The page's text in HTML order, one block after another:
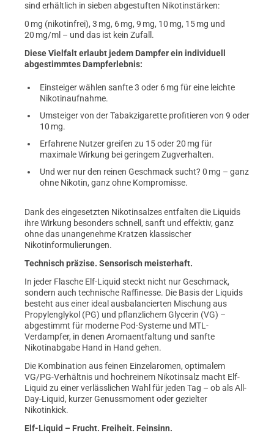
sind erhältlich in sieben abgestuften Nikotinstärken:
0 mg (nikotinfrei), 3 mg, 6 mg, 9 mg, 10 mg, 15 mg und
20 mg/ml – und das ist kein Zufall.
Diese Vielfalt erlaubt jedem Dampfer ein individuell
abgestimmtes Dampferlebnis:
Einsteiger wählen sanfte 3 oder 6 mg für eine leichte
Nikotinaufnahme.
Umsteiger von der Tabakzigarette profitieren von 9 oder
10 mg.
Erfahrene Nutzer greifen zu 15 oder 20 mg für
maximale Wirkung bei geringem Zugverhalten.
Und wer nur den reinen Geschmack sucht? 0 mg – ganz
ohne Nikotin, ganz ohne Kompromisse.
Dank des eingesetzten Nikotinsalzes entfalten die Liquids
ihre Wirkung besonders schnell, sanft und effektiv, ganz
ohne das unangenehme Kratzen klassischer
Nikotinformulierungen.
Technisch präzise. Sensorisch meisterhaft.
In jeder Flasche Elf-Liquid steckt nicht nur Geschmack,
sondern auch technische Raffinesse. Die Basis der Liquids
besteht aus einer ideal ausbalancierten Mischung aus
Propylenglykol (PG) und pflanzlichem Glycerin (VG) –
abgestimmt für moderne Pod-Systeme und MTL-
Verdampfer, in denen Aromaentfaltung und sanfte
Nikotinabgabe Hand in Hand gehen.
Die Kombination aus feinen Einzelaromen, optimalem
VG/PG-Verhältnis und hochreinem Nikotinsalz macht Elf-
Liquid zu einer verlässlichen Wahl für jeden Tag – ob als All-
Day-Liquid, kurzer Genussmoment oder gezielter
Nikotinkick.
Elf-Liquid – Frucht. Freiheit. Feinsinn.